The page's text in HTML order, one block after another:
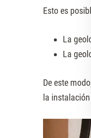
Esto es
La
La
De este
la